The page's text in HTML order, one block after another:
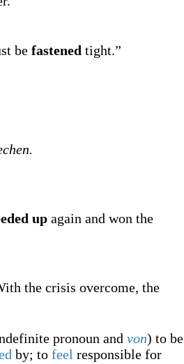
be fastened tight.”
up again and won the
the crisis overcome, the
pronoun and von) to be
by; to feel responsible for